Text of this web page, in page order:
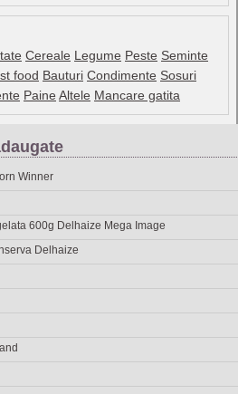
Cereale Legume Peste Seminte
food Bauturi Condimente Sosuri
Paine Altele Mancare gatita
Winner
600g Delhaize Mega Image
Delhaize